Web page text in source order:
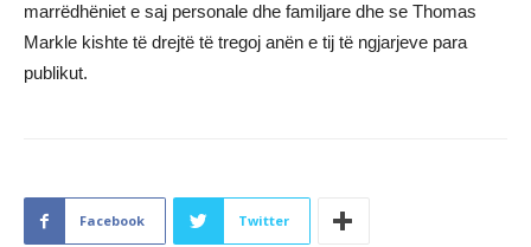
marrëdhëniet e saj personale dhe familjare dhe se Thomas
Markle kishte të drejtë të tregoj anën e tij të ngjarjeve para
publikut.
Facebook Twitter